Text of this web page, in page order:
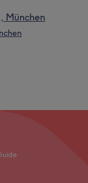
München